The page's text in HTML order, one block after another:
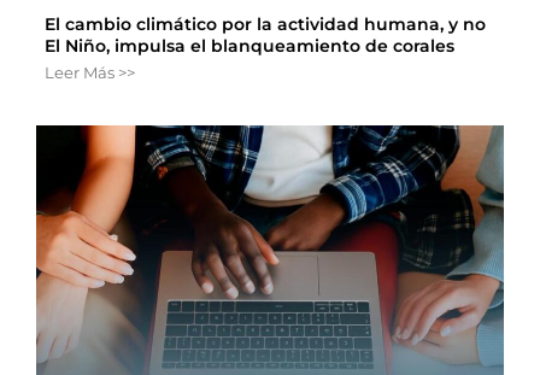
El cambio climático por la actividad humana, y no
El Niño, impulsa el blanqueamiento de corales
Leer Más >>